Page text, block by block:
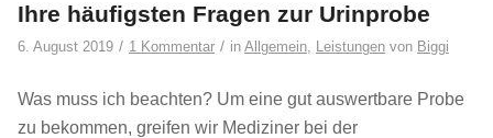
Ihre häufigsten Fragen zur Urinprobe
6. August 2019 / 1 Kommentar / in Allgemein, Leistungen von Biggi
Was muss ich beachten? Um eine gut auswertbare Probe
zu bekommen, greifen wir Mediziner bei der